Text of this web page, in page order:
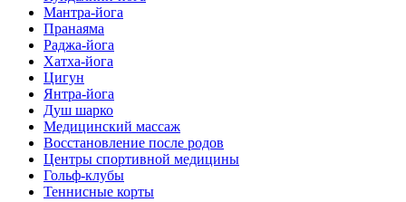
Мантра-йога
Пранаяма
Раджа-йога
Хатха-йога
Цигун
Янтра-йога
Душ шарко
Медицинский массаж
Восстановление после родов
Центры спортивной медицины
Гольф-клубы
Теннисные корты